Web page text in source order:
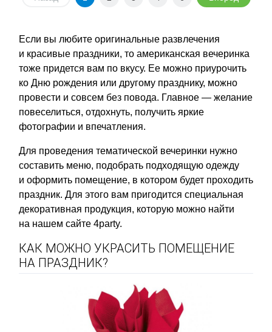
Если вы любите оригинальные развлечения
и красивые праздники, то американская вечеринка
тоже придется вам по вкусу. Ее можно приурочить
ко Дню рождения или другому празднику, можно
провести и совсем без повода. Главное — желание
повеселиться, отдохнуть, получить яркие
фотографии и впечатления.
Для проведения тематической вечеринки нужно
составить меню, подобрать подходящую одежду
и оформить помещение, в котором будет проходить
праздник. Для этого вам пригодится специальная
декоративная продукция, которую можно найти
на нашем сайте 4party.
КАК МОЖНО УКРАСИТЬ ПОМЕЩЕНИЕ
НА ПРАЗДНИК?